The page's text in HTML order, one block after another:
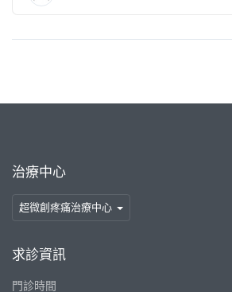
治療中心
超微創疼痛治療中心
求診資訊
門診時間